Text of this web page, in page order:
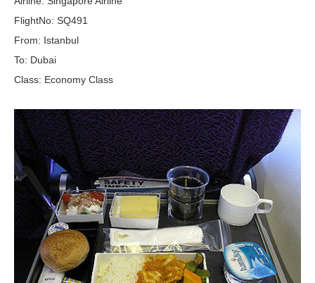
FlightNo: SQ491
From: Istanbul
To: Dubai
Class: Economy Class